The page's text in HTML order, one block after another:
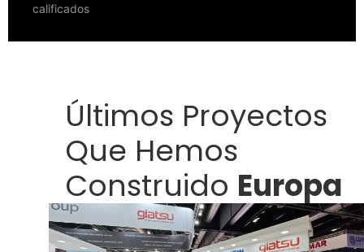
calificados
Últimos Proyectos
Que Hemos
Construido Europa